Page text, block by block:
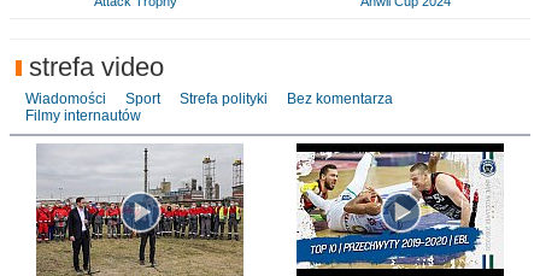
strefa video
Wiadomości Sport Strefa polityki
Bez komentarza
Filmy internautów